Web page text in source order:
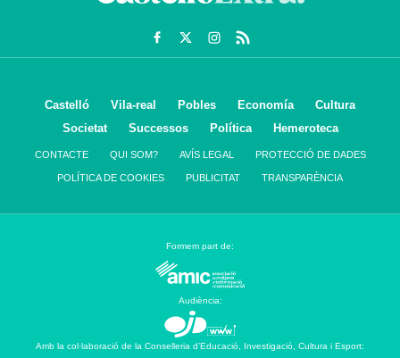
Castelló Vila-real Pobles Economía
Cultura
Societat
Successos Política Hemeroteca
CONTACTE QUI SOM? AVÍS LEGAL PROTECCIÓ DE DADES
POLÍTICA DE COOKIES PUBLICITAT TRANSPARÈNCIA
Formem part de:
Audiència:
Amb la col·laboració de la Conselleria d’Educació, Investigació, Cultura i Esport: